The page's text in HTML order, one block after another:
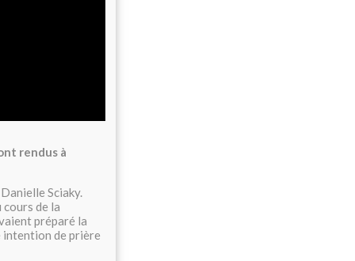
rendus à
Sciaky.
de la
préparé la
intention de prière